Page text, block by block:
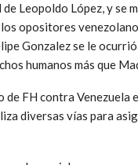
Leopoldo López, y se
opositores
Gonzalez se le
humanos más que
de FH contra Venezuela
diversas vías para